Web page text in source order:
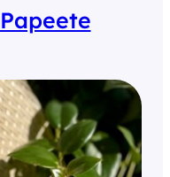
Papeete